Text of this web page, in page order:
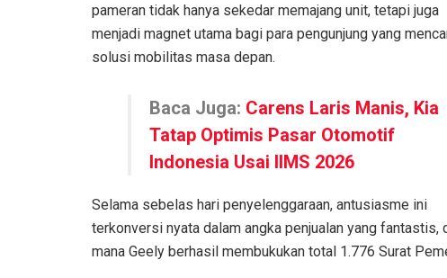
pameran tidak hanya sekedar memajang unit, tetapi juga
menjadi magnet utama bagi para pengunjung yang
solusi mobilitas masa depan.
Baca Juga: Carens Laris Manis, Kia
Tatap Optimis Pasar Otomotif
Indonesia Usai IIMS 2026
Selama sebelas hari penyelenggaraan, antusiasme ini
terkonversi nyata dalam angka penjualan yang fantastis,
mana Geely berhasil membukukan total 1.776 Surat